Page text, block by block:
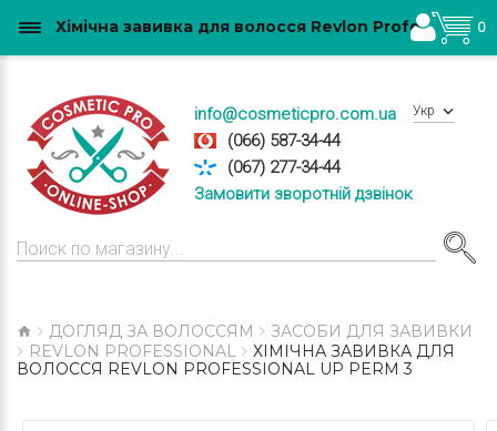
info@cosmeticpro.com.ua
(066) 587-34-44
(067) 277-34-44
Замовити зворотній дзвінок
Укр
0
ДОГЛЯД ЗА ВОЛОССЯМ
ЗАСОБИ ДЛЯ ЗАВИВКИ
REVLON PROFESSIONAL
ХІМІЧНА ЗАВИВКА ДЛЯ
ВОЛОССЯ REVLON PROFESSIONAL UP PERM 3
Хімічна завивка для волосся Revlon Professional Up Perm 3 купити в Україні